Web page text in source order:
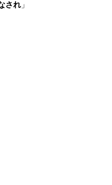
され 」